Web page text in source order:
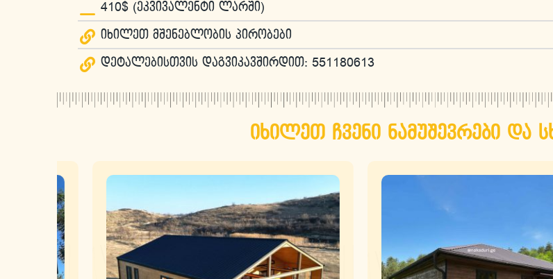
410$ (ეკვივალენტი ლარში)
იხილეთ მშენებლობის პირობები
დეტალებისთვის დაგვიკავშირდით: 551180613
იხილეთ ჩვენი ნამუშევრები და